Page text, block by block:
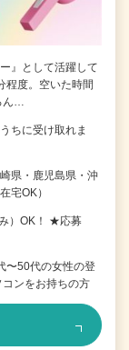
』として活躍して
程度。空いた時間
ん…
ちに受け取れま
県・鹿児島県・沖
宅OK）
）OK！ ★応募
〜50代の女性の登
ンをお持ちの方